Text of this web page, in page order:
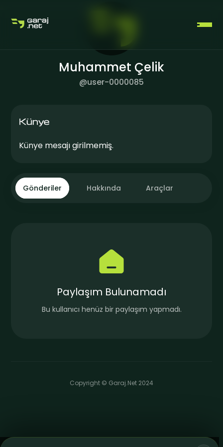
GIRIŞ YAP
Muhammet Çelik
@user-0000085
Künye
Künye mesajı girilmemiş.
Gönderiler Hakkında Araçlar
Paylaşım Bulunamadı
Bu kullanıcı henüz bir paylaşım yapmadı.
Copyright © Garaj.Net 2024